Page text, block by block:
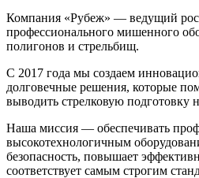
Компания «Рубеж» — ведущий
профессионального мишенного
полигонов и стрельбищ.
С 2017 года мы создаем
долговечные решения, которые
выводить стрелковую подготовку
Наша миссия — обеспечивать
высокотехнологичным
безопасность, повышает
соответствует самым строгим